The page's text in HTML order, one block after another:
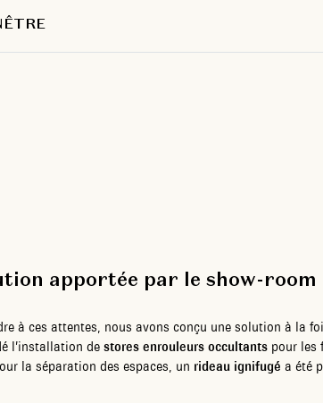
apportée par le show-room
à ces attentes, nous avons conçu une solution à la
l’installation de stores enrouleurs occultants pour les
la séparation des espaces, un rideau ignifugé a été